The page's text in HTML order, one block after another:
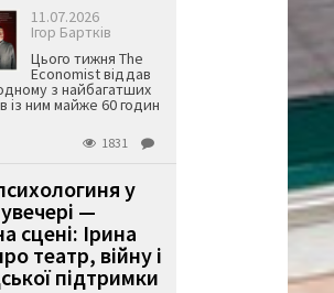
11.07.2026
Ігор Бартків
Цього тижня The
Economist віддав
з найбагатших
із ним майже 60 годин
1831
у
—
сцені: Ірина
театр, війну і
підтримки